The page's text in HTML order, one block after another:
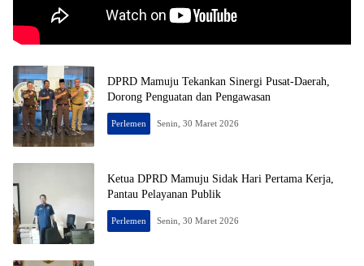
DPRD Mamuju Tekankan Sinergi Pusat-Daerah,
Dorong Penguatan dan Pengawasan
Perlemen Senin, 30 Maret 2026
Ketua DPRD Mamuju Sidak Hari Pertama Kerja,
Pantau Pelayanan Publik
Perlemen Senin, 30 Maret 2026